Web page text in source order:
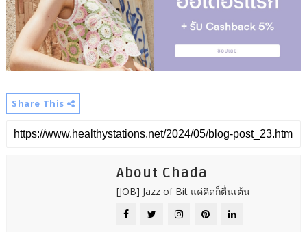
Share This
About Chada
[JOB] Jazz of Bit แค่คิดก็ตื่นเต้น